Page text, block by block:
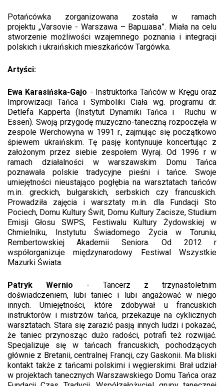
Potańcówka zorganizowana została w ramach
projektu „Varsovie - Warszawa – Варшава”. Miała na celu
stworzenie możliwości wzajemnego poznania i integracji
polskich i ukraińskich mieszkańców Targówka.
Artyści:
Ewa Karasińska-Gajo - Instruktorka Tańców w Kręgu oraz
Improwizacji Tańca i Symboliki Ciała wg. programu dr.
Detlefa Kapperta (Instytut Dynamiki Tańca i Ruchu w
Essen). Swoją przygodę muzyczno-taneczną rozpoczęła w
zespole Werchowyna w 1991 r., zajmując się początkowo
śpiewem ukraińskim. Tę pasję kontynuuje koncertując z
założonym przez siebie zespołem Wyraj. Od 1996 r w
ramach działalności w warszawskim Domu Tańca
poznawała polskie tradycyjne pieśni i tańce. Swoje
umiejętności nieustająco pogłębia na warsztatach tańców
m.in. greckich, bułgarskich, serbskich czy francuskich.
Prowadziła zajęcia i warsztaty m.in. dla Fundacji Sto
Pociech, Domu Kultury Świt, Domu Kultury Zacisze, Studium
Emisji Głosu SWPS, Festiwalu Kultury Żydowskiej w
Chmielniku, Instytutu Świadomego Życia w Toruniu,
Rembertowskiej Akademii Seniora. Od 2012 r
współorganizuje międzynarodowy Festiwal Wszystkie
Mazurki Świata.
Patryk Wernio - Tancerz z trzynastoletnim
doświadczeniem, lubi taniec i lubi angażować w niego
innych. Umiejętności, które zdobywał u francuskich
instruktorów i mistrzów tańca, przekazuje na cyklicznych
warsztatach. Stara się zarazić pasją innych ludzi i pokazać,
że taniec przynosząc dużo radości, potrafi też rozwijać.
Specjalizuje się w tańcach francuskich, pochodzących
głównie z Bretanii, centralnej Francji, czy Gaskonii. Ma bliski
kontakt także z tańcami polskimi i węgierskimi. Brał udział
w projektach tanecznych Warszawskiego Domu Tańca oraz